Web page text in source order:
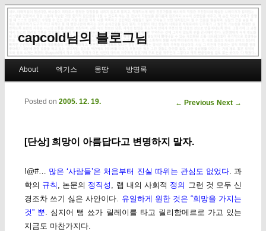
capcold님의 블로그님
Skip to primary content
Skip to secondary content
About 엑기스 몽땅 방명록
Post navigation
← Previous Next →
[단상] 희망이 아름답다고 변명하지 말자.
Posted on 2005. 12. 19.
!@#… 많은 ‘사람들’은 처음부터 진실 따위는 관심도 없었다 . 과
학의 규칙 , 논문의 정직성 , 랩 내의 사회적 정의 그런 것 모두 신
경조차 쓰기 싫은 사안이다. 유일하게 원한 것은 “희망을 가지는
것” 뿐 . 심지어 뻥 쑈가 릴레이를 타고 릴리함메르로 가고 있는
지금도 마찬가지다.